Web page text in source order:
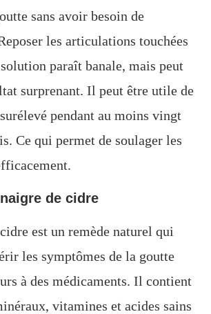
sans avoir besoin de
les articulations touchées
paraît banale, mais peut
surprenant. Il peut être utile de
pendant au moins vingt
Ce qui permet de soulager les
de cidre
est un remède naturel qui
les symptômes de la goutte
à des médicaments. Il contient
vitamines et acides sains